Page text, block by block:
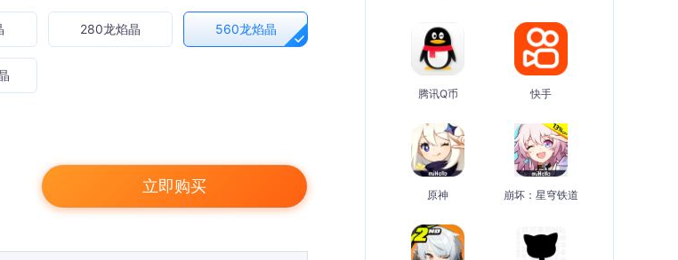
280龙焰晶 560龙焰晶
立即购买
腾讯Q币 快手
原神 崩坏：星穹铁道